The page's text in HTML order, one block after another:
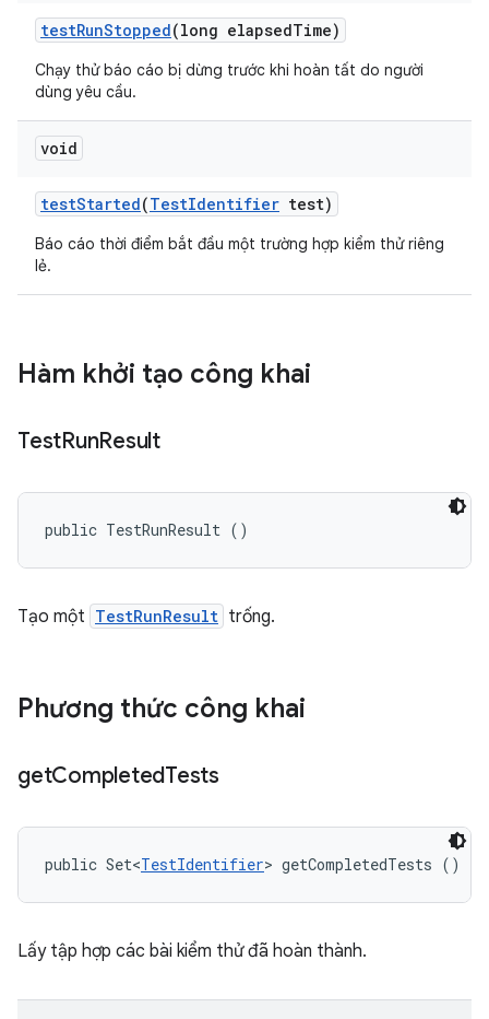
testRunStopped(long elapsedTime)
Chạy thử báo cáo bị dừng trước khi hoàn tất do người
dùng yêu cầu.
void
testStarted(TestIdentifier test)
Báo cáo thời điểm bắt đầu một trường hợp kiểm thử riêng
lẻ.
Hàm khởi tạo công khai
TestRunResult
public TestRunResult ()
Tạo một TestRunResult trống.
Phương thức công khai
getCompletedTests
public Set<TestIdentifier> getCompletedTests ()
Lấy tập hợp các bài kiểm thử đã hoàn thành.